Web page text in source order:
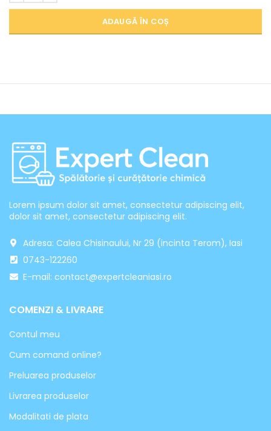
ADAUGĂ ÎN COȘ
Lorem ipsum dolor sit amet, consectetur adipiscing elit,
dolor sit amet, consectetur adipiscing elit.
Adresa: Calea Chisinaului, Nr 29 (incinta Terom), Iasi
0743-122260
E-mail: contact@expertcleaniasi.ro
COMENZI & LIVRARE
Contul meu
Cum comand online?
Preluarea produselor
Livrarea produselor
Modalitati de plata